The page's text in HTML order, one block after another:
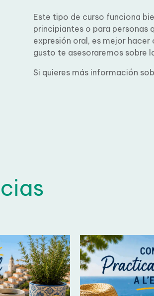
Este tipo de curso funciona
niveles principiantes o para
exclusivamente la expresión
videoconferencia. Con gusto
Pon a prueba tu